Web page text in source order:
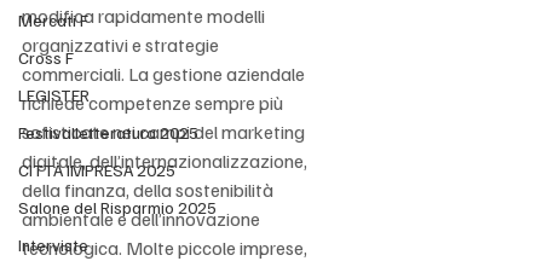
Mercati F
Cross F
LEGISTER
Festivalletteratura 2025
CITTÀ IMPRESA 2025
Salone del Risparmio 2025
Interviste
modifica rapidamente modelli
organizzativi e strategie
commerciali. La gestione aziendale
richiede competenze sempre più
sofisticate nei campi del marketing
digitale, dell’internazionalizzazione,
della finanza, della sostenibilità
ambientale e dell’innovazione
tecnologica. Molte piccole imprese,